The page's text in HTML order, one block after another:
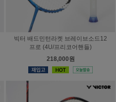
빅터 배드민턴라켓 브레이브소드12
프로 (4U/프리코어핸들)
218,000원